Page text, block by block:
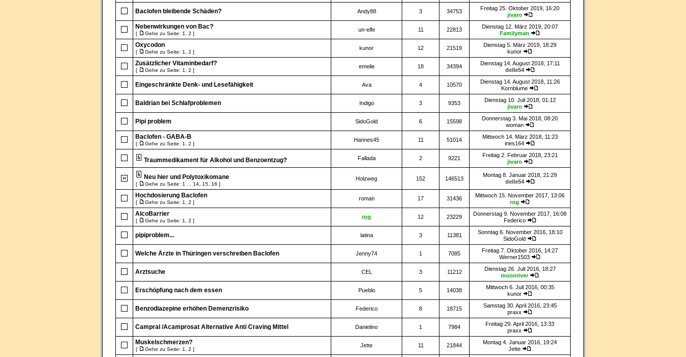
Baclofen bleibende Schäden? Andy88 3 34753
Freitag 25. Oktober 2019, 16:20
jivaro
Nebenwirkungen von Bac?
[ Gehe zu Seite: 1 2 ]
un-elfe 11 22813
Dienstag 12. März 2019, 20:07
Familyman
Oxycodon
[ Gehe zu Seite: 1 2 ]
kunor 12 21519
Dienstag 5. März 2019, 18:29
kunor
Zusätzlicher Vitaminbedarf?
[ Gehe zu Seite: 1 2 ]
emelie 18 34394
Dienstag 14. August 2018, 17:11
delle54
Eingeschränkte Denk- und Lesefähigkeit Ava 4 10570
Dienstag 14. August 2018, 11:26
Kornblume
Baldrian bei Schlafproblemen Indigo 3 9353
Dienstag 10. Juli 2018, 01:12
jivaro
Pipi problem SidoGold 6 15598
Donnerstag 3. Mai 2018, 08:20
woman
Baclofen - GABA-B
[ Gehe zu Seite: 1 2 ]
Hannes45 11 51014
Mittwoch 14. März 2018, 11:23
ines164
Traummedikament für Alkohol und Benzoentzug? Fallada 2 9221
Freitag 2. Februar 2018, 23:21
jivaro
Neu hier und Polytoxikomane
[ Gehe zu Seite: 1 14 15 16 ]
Holzweg 152 146513
Montag 8. Januar 2018, 21:29
delle54
Hochdosierung Baclofen
[ Gehe zu Seite: 1 2 ]
roman 17 31436
Mittwoch 15. November 2017, 13:06
rog
AlcoBarrier
[ Gehe zu Seite: 1 2 ]
rog 12 23229
Donnerstag 9. November 2017, 16:08
Federico
pipiproblem... latina 3 11381
Sonntag 6. November 2016, 18:10
SidoGold
Welche Ärzte in Thüringen verschreiben Baclofen Jenny74 1 7085
Freitag 7. Oktober 2016, 14:27
Werner1503
Arztsuche CEL 3 11212
Dienstag 26. Juli 2016, 18:27
moonriver
Erschöpfung nach dem essen Pueblo 5 14038
Mittwoch 6. Juli 2016, 00:35
kunor
Benzodiazepine erhöhen Demenzrisiko Federico 8 18715
Samstag 30. April 2016, 23:45
praxx
Campral /Acamprosat Alternative Anti Craving Mittel Danielino 1 7984
Freitag 29. April 2016, 13:33
praxx
Muskelschmerzen?
[ Gehe zu Seite: 1 2 ]
Jette 11 21844
Montag 4. Januar 2016, 19:24
Jette